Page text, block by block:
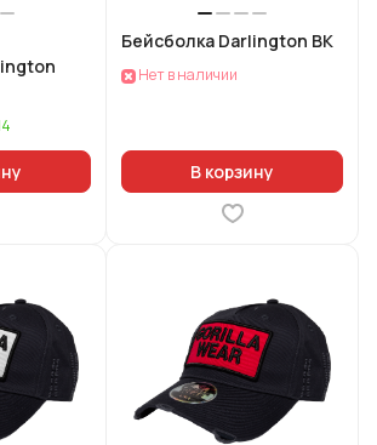
Бейсболка Darlington BK
Нет в наличии
В корзину